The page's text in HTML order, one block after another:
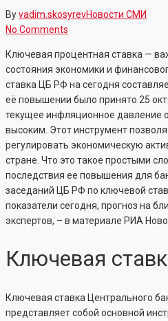
Byvadim.skosyrevНовости СМИ
No Comments
Ключевая процентная ставка —
состояния экономики и
ставка ЦБ РФ на сегодня
её повышении было принято 25
текущее инфляционное давление
высоким. Этот инструмент
регулировать экономическую
стране. Что это такое простыми
последствия ее повышения для
заседаний ЦБ РФ по ключевой
показатели сегодня, прогноз на
экспертов, – в материале РИА
Ключевая
Ключевая ставка Центрального
представляет собой основной